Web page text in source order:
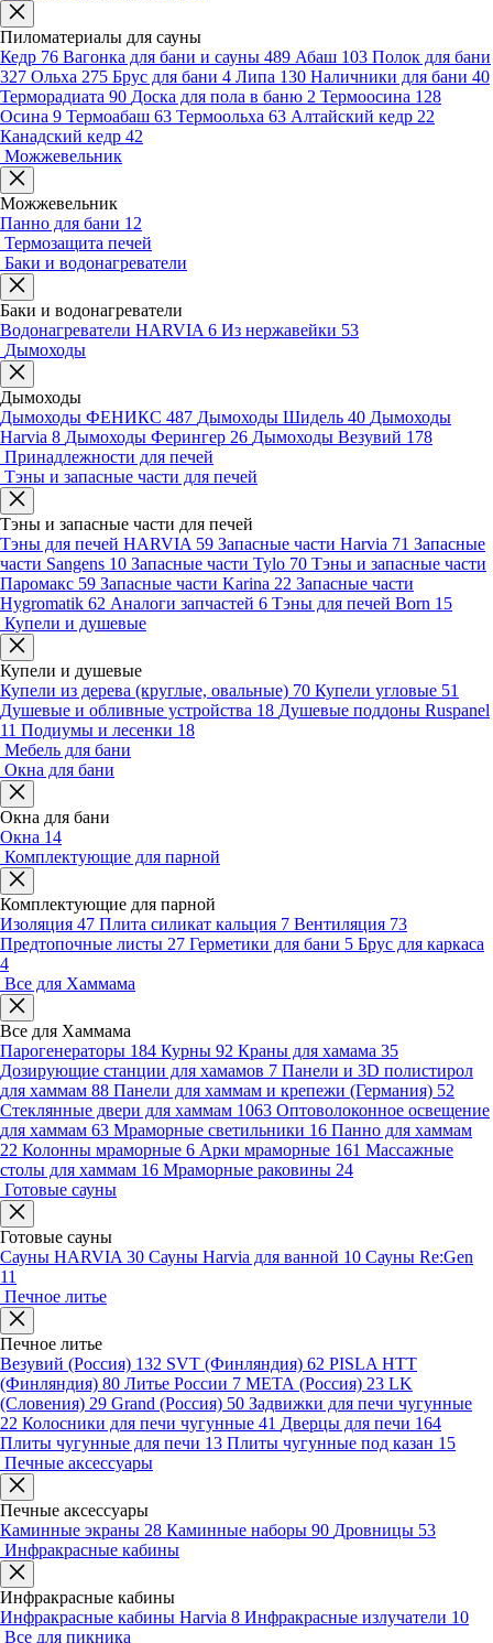
Пиломатериалы для сауны
Кедр 76 Вагонка для бани и сауны 489 Абаш 103 Полок для бани
327 Ольха 275 Брус для бани 4 Липа 130 Наличники для бани 40
Терморадиата 90 Доска для пола в баню 2 Термоосина 128
Осина 9 Термоабаш 63 Термоольха 63 Алтайский кедр 22
Канадский кедр 42
Можжевельник
Можжевельник
Панно для бани 12
Термозащита печей
Баки и водонагреватели
Баки и водонагреватели
Водонагреватели HARVIA 6 Из нержавейки 53
Дымоходы
Дымоходы
Дымоходы ФЕНИКС 487 Дымоходы Шидель 40 Дымоходы
Harvia 8 Дымоходы Ферингер 26 Дымоходы Везувий 178
Принадлежности для печей
Тэны и запасные части для печей
Тэны и запасные части для печей
Тэны для печей HARVIA 59 Запасные части Harvia 71 Запасные
части Sangens 10 Запасные части Tylo 70 Тэны и запасные части
Паромакс 59 Запасные части Karina 22 Запасные части
Hygromatik 62 Аналоги запчастей 6 Тэны для печей Born 15
Купели и душевые
Купели и душевые
Купели из дерева (круглые, овальные) 70 Купели угловые 51
Душевые и обливные устройства 18 Душевые поддоны Ruspanel
11 Подиумы и лесенки 18
Мебель для бани
Окна для бани
Окна для бани
Окна 14
Комплектующие для парной
Комплектующие для парной
Изоляция 47 Плита силикат кальция 7 Вентиляция 73
Предтопочные листы 27 Герметики для бани 5 Брус для каркаса
4
Все для Хаммама
Все для Хаммама
Парогенераторы 184 Курны 92 Краны для хамама 35
Дозирующие станции для хамамов 7 Панели и 3D полистирол
для хаммам 88 Панели для хаммам и крепежи (Германия) 52
Стеклянные двери для хаммам 1063 Оптоволоконное освещение
для хаммам 63 Мраморные светильники 16 Панно для хаммам
22 Колонны мраморные 6 Арки мраморные 161 Массажные
столы для хаммам 16 Мраморные раковины 24
Готовые сауны
Готовые сауны
Сауны HARVIA 30 Сауны Harvia для ванной 10 Сауны Re:Gen
11
Печное литье
Печное литье
Везувий (Россия) 132 SVT (Финляндия) 62 PISLA HTT
(Финляндия) 80 Литье России 7 МЕТА (Россия) 23 LK
(Словения) 29 Grand (Россия) 50 Задвижки для печи чугунные
22 Колосники для печи чугунные 41 Дверцы для печи 164
Плиты чугунные для печи 13 Плиты чугунные под казан 15
Печные аксессуары
Печные аксессуары
Каминные экраны 28 Каминные наборы 90 Дровницы 53
Инфракрасные кабины
Инфракрасные кабины
Инфракрасные кабины Harvia 8 Инфракрасные излучатели 10
Все для пикника